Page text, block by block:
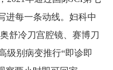
进每一条动线。妇科中
舒冷刀宫腔镜、赛博刀
级别病变推行“即诊即